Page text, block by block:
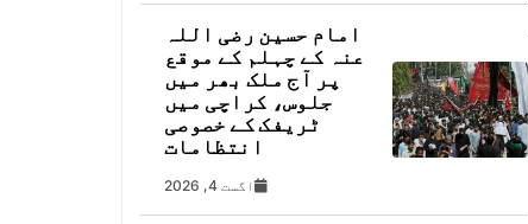
امام حسین رضی اللہ
عنہ کے چہلم کے موقع
پر آج ملک بھر میں
جلوس، کراچی میں
ٹریفک کے خصوصی
انتظامات
اگست 4, 2026